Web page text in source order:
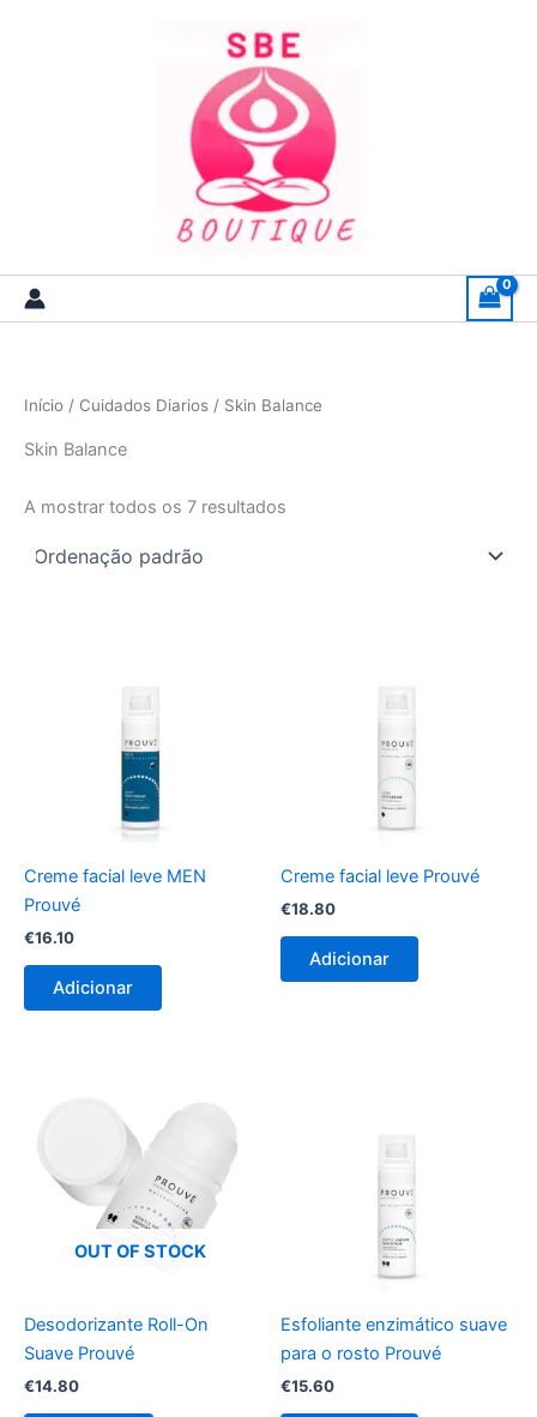
Início / Cuidados Diarios / Skin Balance
Skin Balance
A mostrar todos os 7 resultados
Creme facial leve MEN
Prouvé
€16.10
Adicionar
Creme facial leve Prouvé
€18.80
Adicionar
OUT OF STOCK
Desodorizante Roll-On
Suave Prouvé
€14.80
Esfoliante enzimático suave
para o rosto Prouvé
€15.60